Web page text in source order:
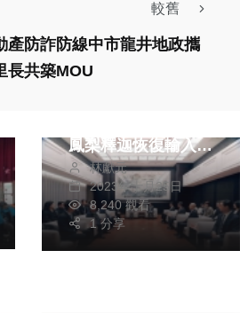
較舊
產防詐防線中市龍井地政攜
長共築MOU
鳳梨釋迦恢復輸入大
陸取得新進展
林獻元
2023年十月25日
8,240 觀看
1 分享
生活 健康及醫療